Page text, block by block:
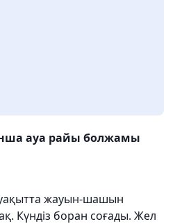
ауа райы болжамы
жауын-шашын
Күндіз боран соғады. Жел